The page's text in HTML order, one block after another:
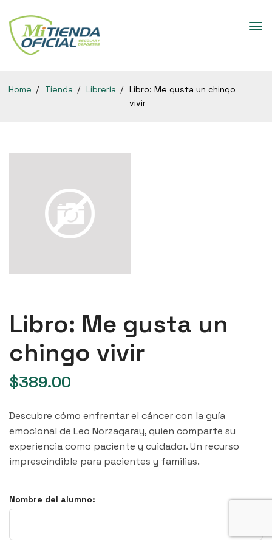
Home Tienda Librería
Libro: Me gusta un chingo
vivir
Libro: Me gusta un
chingo vivir
$389.00
Descubre cómo enfrentar el cáncer con la guía
emocional de Leo Norzagaray, quien comparte su
experiencia como paciente y cuidador. Un recurso
imprescindible para pacientes y familias.
Nombre del alumno: